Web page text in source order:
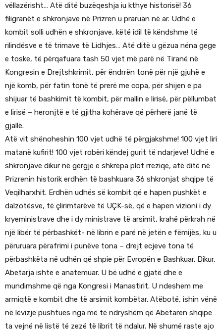
vëllazërisht… Atë ditë buzëqeshja iu kthye historisë! 36
filigranët e shkronjave në Prizren u praruan në ar. Udhë e
kombit solli udhën e shkronjave, këtë idil të këndshme të
rilindësve e të trimave të Lidhjes… Atë ditë u gëzua nëna gege
e toske, të përqafuara tash 50 vjet më parë në Tiranë në
Kongresin e Drejtshkrimit, për ëndrrën tonë për një gjuhë e
një komb, për fatin tonë të prerë me copa, për shijen e pa
shijuar të bashkimit të kombit, për mallin e lirisë, për pëllumbat
e lirisë – heronjtë e të gjitha kohërave që përherë janë të
gjallë.
Atë vit shënoheshin 100 vjet udhë të përgjakshme! 100 vjet liri
matanë kufirit! 100 vjet robëri këndej gurit të ndarjeve! Udhë e
shkronjave dikur në gergje e shkrepa plot rreziqe, atë ditë në
Prizrenin historik erdhën të bashkuara 36 shkronjat shqipe të
Veqilharxhit. Erdhën udhës së kombit që e hapen pushkët e
dalzotësve, të çlirimtarëve të UÇK-së, që e hapen vizioni i dy
kryeministrave dhe i dy ministrave të arsimit, krahë përkrah në
një libër të përbashkët- në librin e parë në jetën e fëmijës, ku u
përuruara përafrimi i punëve tona – drejt ecjeve tona të
përbashkëta në udhën që shpie për Evropën e Bashkuar. Dikur,
Abetarja ishte e anatemuar. U bë udhë e gjatë dhe e
mundimshme që nga Kongresi i Manastirit. U ndeshem me
armiqtë e kombit dhe të arsimit kombëtar. Atëbotë, ishin vënë
në lëvizje pushtues nga më të ndryshëm që Abetaren shqipe
ta vejnë në listë të zezë të librit të ndalur. Në shumë raste ajo